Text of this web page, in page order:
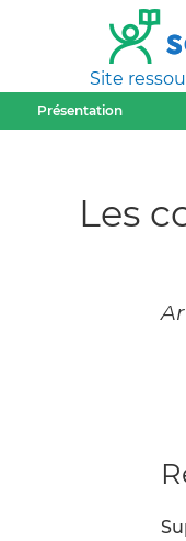
Site
Présentation
Les